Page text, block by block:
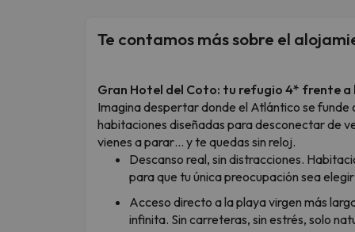
Te contamos más sobre el
Gran Hotel del Coto: tu refugio 4* frente a
Imagina despertar donde el Atlántico se funde
habitaciones diseñadas para desconectar de
vienes a parar… y te quedas sin reloj.
Descanso real, sin distracciones.
para que tu única preocupación sea
Acceso directo a la playa virgen más
infinita. Sin carreteras, sin estrés, solo